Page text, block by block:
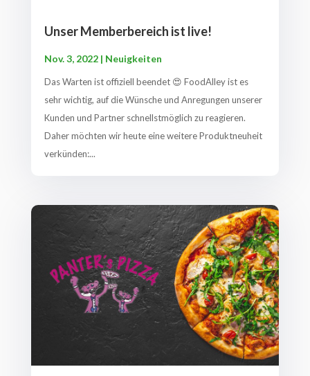
Unser Memberbereich ist live!
Nov. 3, 2022| Neuigkeiten
Das Warten ist offiziell beendet 😍 FoodAlley ist es
sehr wichtig, auf die Wünsche und Anregungen unserer
Kunden und Partner schnellstmöglich zu reagieren.
Daher möchten wir heute eine weitere Produktneuheit
verkünden:...